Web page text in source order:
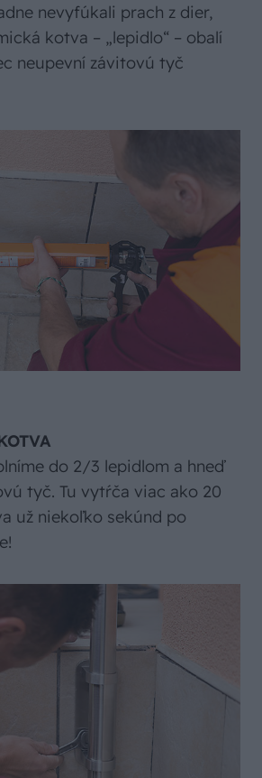
nevyfúkali prach z dier,
kotva – „lepidlo“ – obalí
neupevní závitovú tyč
do 2/3 lepidlom a hneď
tyč. Tu vytŕča viac ako 20
už niekoľko sekúnd po